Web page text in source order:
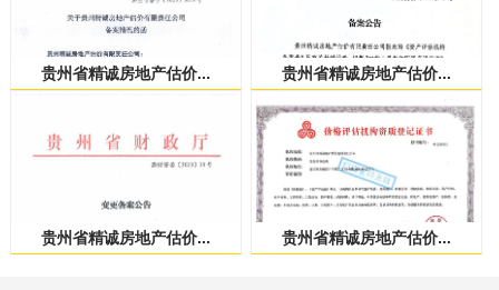
贵州省精诚房地产估价... 贵州省精诚房地产估价...
贵州省精诚房地产估价... 贵州省精诚房地产估价...